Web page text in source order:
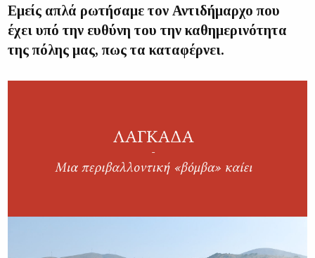
Εμείς απλά ρωτήσαμε τον Αντιδήμαρχο που
έχει υπό την ευθύνη του την καθημερινότητα
της πόλης μας, πως τα καταφέρνει.